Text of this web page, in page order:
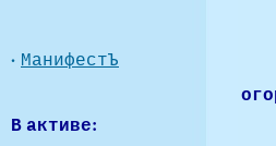
· МанифестЪ
В активе: